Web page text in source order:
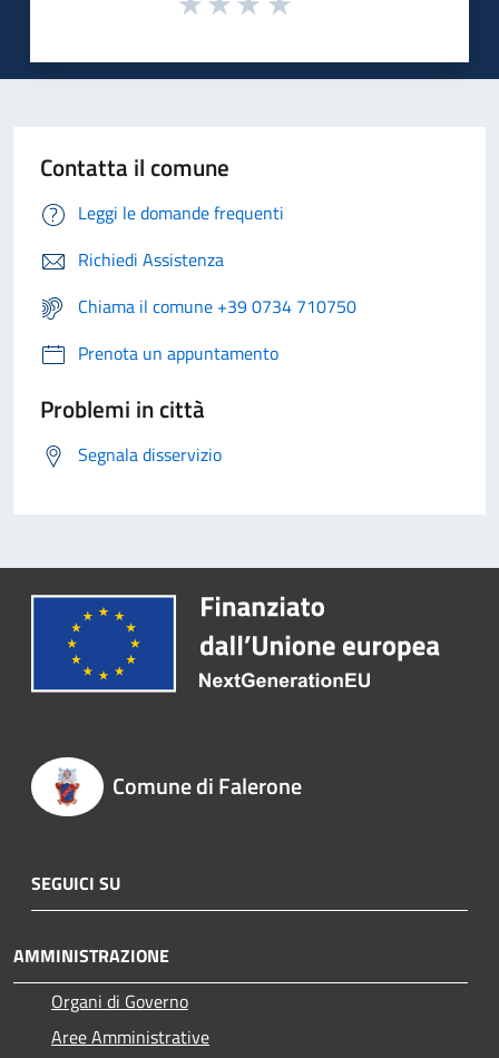
Contatta il comune
Leggi le domande frequenti
Richiedi Assistenza
Chiama il comune +39 0734 710750
Prenota un appuntamento
Problemi in città
Segnala disservizio
Comune di Falerone
SEGUICI SU
AMMINISTRAZIONE
Organi di Governo
Aree Amministrative